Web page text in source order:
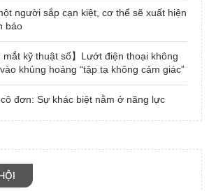
người sắp cạn kiệt, cơ thể sẽ xuất hiện
báo
mắt kỹ thuật số】Lướt điện thoại không
khủng hoảng “tập tạ không cảm giác”
đơn: Sự khác biệt nằm ở năng lực